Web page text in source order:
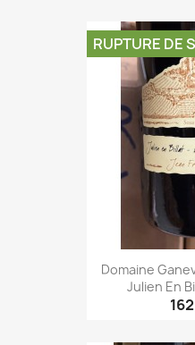
Domaine
Julien En
RUPTURE DE